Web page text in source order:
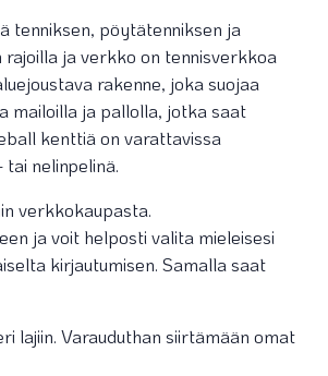
tenniksen, pöytätenniksen ja
ja verkko on tennisverkkoa
rakenne, joka suojaa
mailoilla ja pallolla, jotka saat
kenttiä on varattavissa
nelinpelinä.
verkkokaupasta.
ja voit helposti valita mieleisesi
kirjautumisen. Samalla saat
lajiin. Varauduthan siirtämään omat